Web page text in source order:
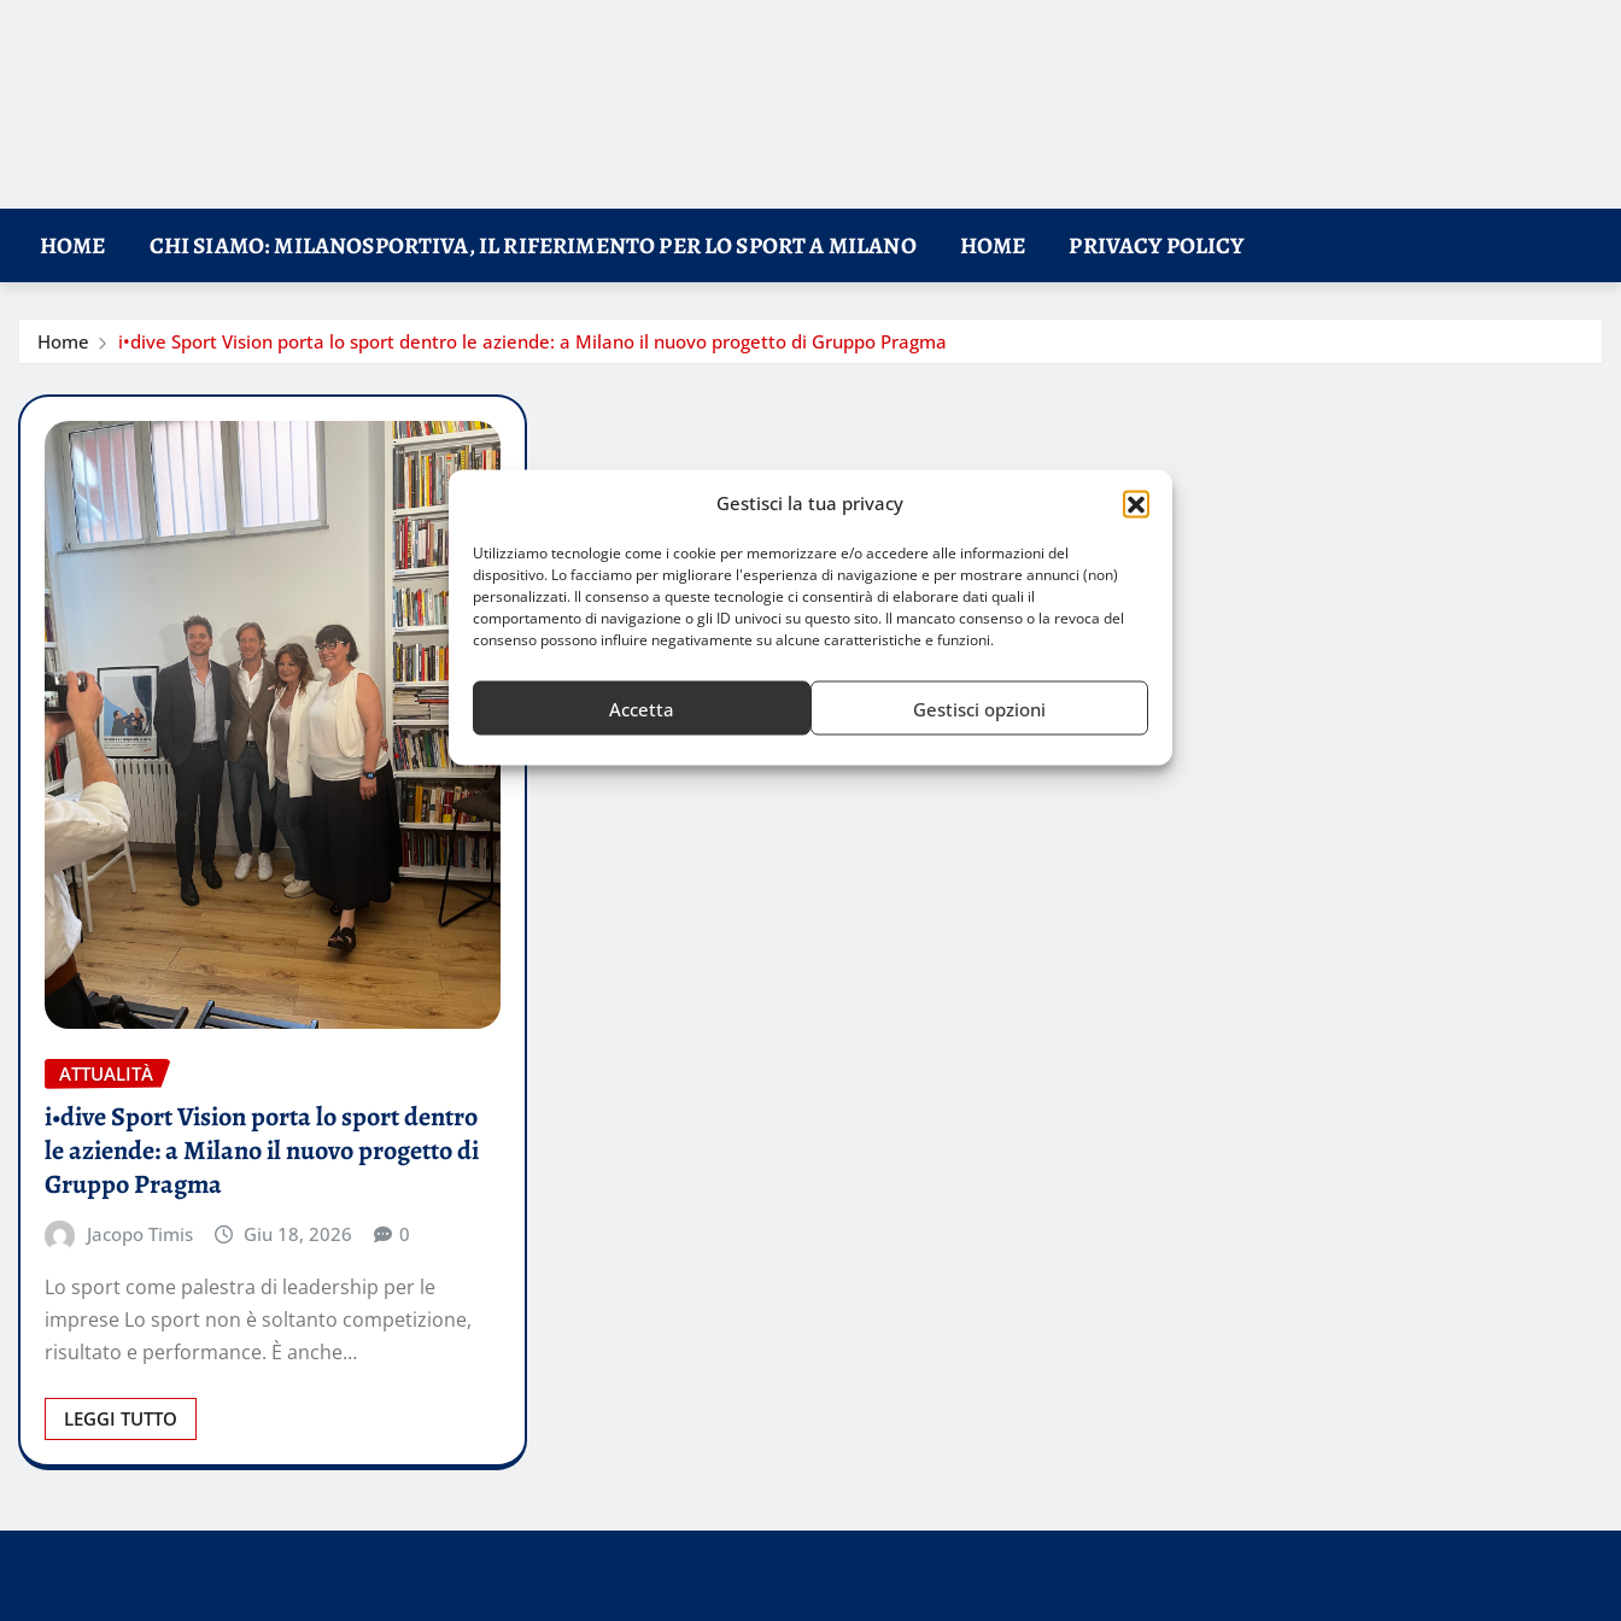
Gestisci la tua privacy
Utilizziamo tecnologie come i cookie per memorizzare e/o accedere alle informazioni del
dispositivo. Lo facciamo per migliorare l'esperienza di navigazione e per mostrare annunci (non)
personalizzati. Il consenso a queste tecnologie ci consentirà di elaborare dati quali il
comportamento di navigazione o gli ID univoci su questo sito. Il mancato consenso o la revoca del
consenso possono influire negativamente su alcune caratteristiche e funzioni.
Accetta Gestisci opzioni
HOME CHI SIAMO: MILANOSPORTIVA, IL RIFERIMENTO PER LO SPORT A MILANO HOME PRIVACY POLICY
Home i•dive Sport Vision porta lo sport dentro le aziende: a Milano il nuovo progetto di Gruppo Pragma
ATTUALITÀ
i•dive Sport Vision porta lo sport dentro
le aziende: a Milano il nuovo progetto di
Gruppo Pragma
Jacopo Timis Giu 18, 2026 0
Lo sport come palestra di leadership per le
imprese Lo sport non è soltanto competizione,
risultato e performance. È anche…
LEGGI TUTTO